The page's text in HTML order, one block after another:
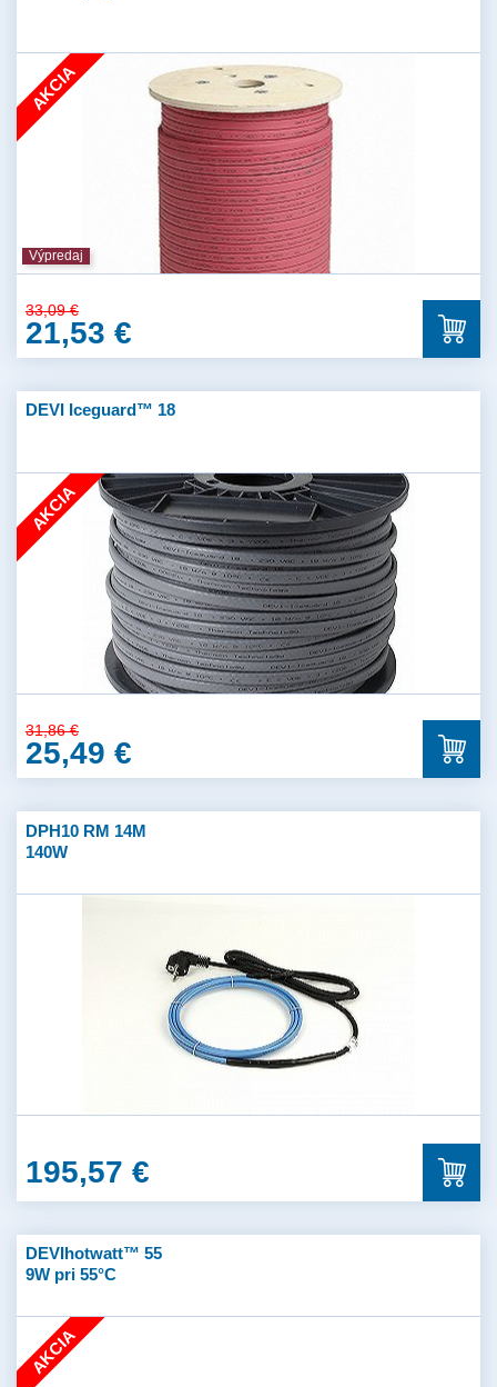
Výpredaj
AKCIA
33,09 €
21,53 €
DEVI Iceguard™ 18
AKCIA
31,86 €
25,49 €
DPH10 RM 14M
140W
195,57 €
DEVIhotwatt™ 55
9W pri 55°C
AKCIA